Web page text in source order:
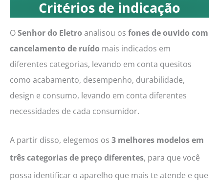
Critérios de indicação
OSenhor do Eletro analisou os fones de ouvido com
cancelamento de ruído mais indicados em
diferentes categorias, levando em conta quesitos
como acabamento, desempenho, durabilidade,
design e consumo, levando em conta diferentes
necessidades de cada consumidor.
A partir disso, elegemos os 3 melhores modelos em
três categorias de preço diferentes, para que você
possa identificar o aparelho que mais te atende e que